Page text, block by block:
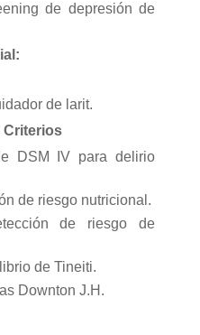
de depresión de
de larit.
Criterios
DSM IV para delirio
de riesgo nutricional.
de riesgo de
de Tineiti.
Downton J.H.